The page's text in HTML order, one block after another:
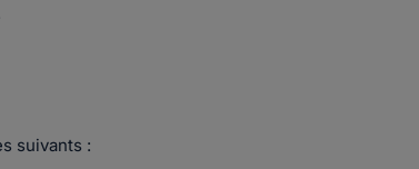
suivants :